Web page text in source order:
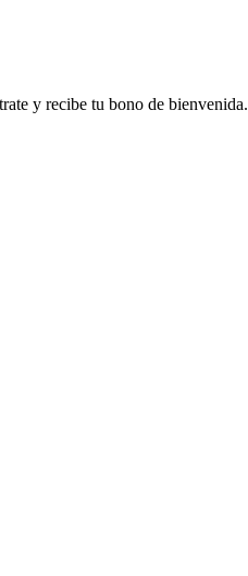
y recibe tu bono de bienvenida.